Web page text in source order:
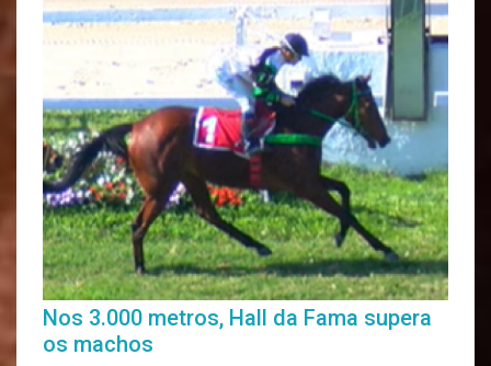
Nos 3.000 metros, Hall da Fama supera
os machos